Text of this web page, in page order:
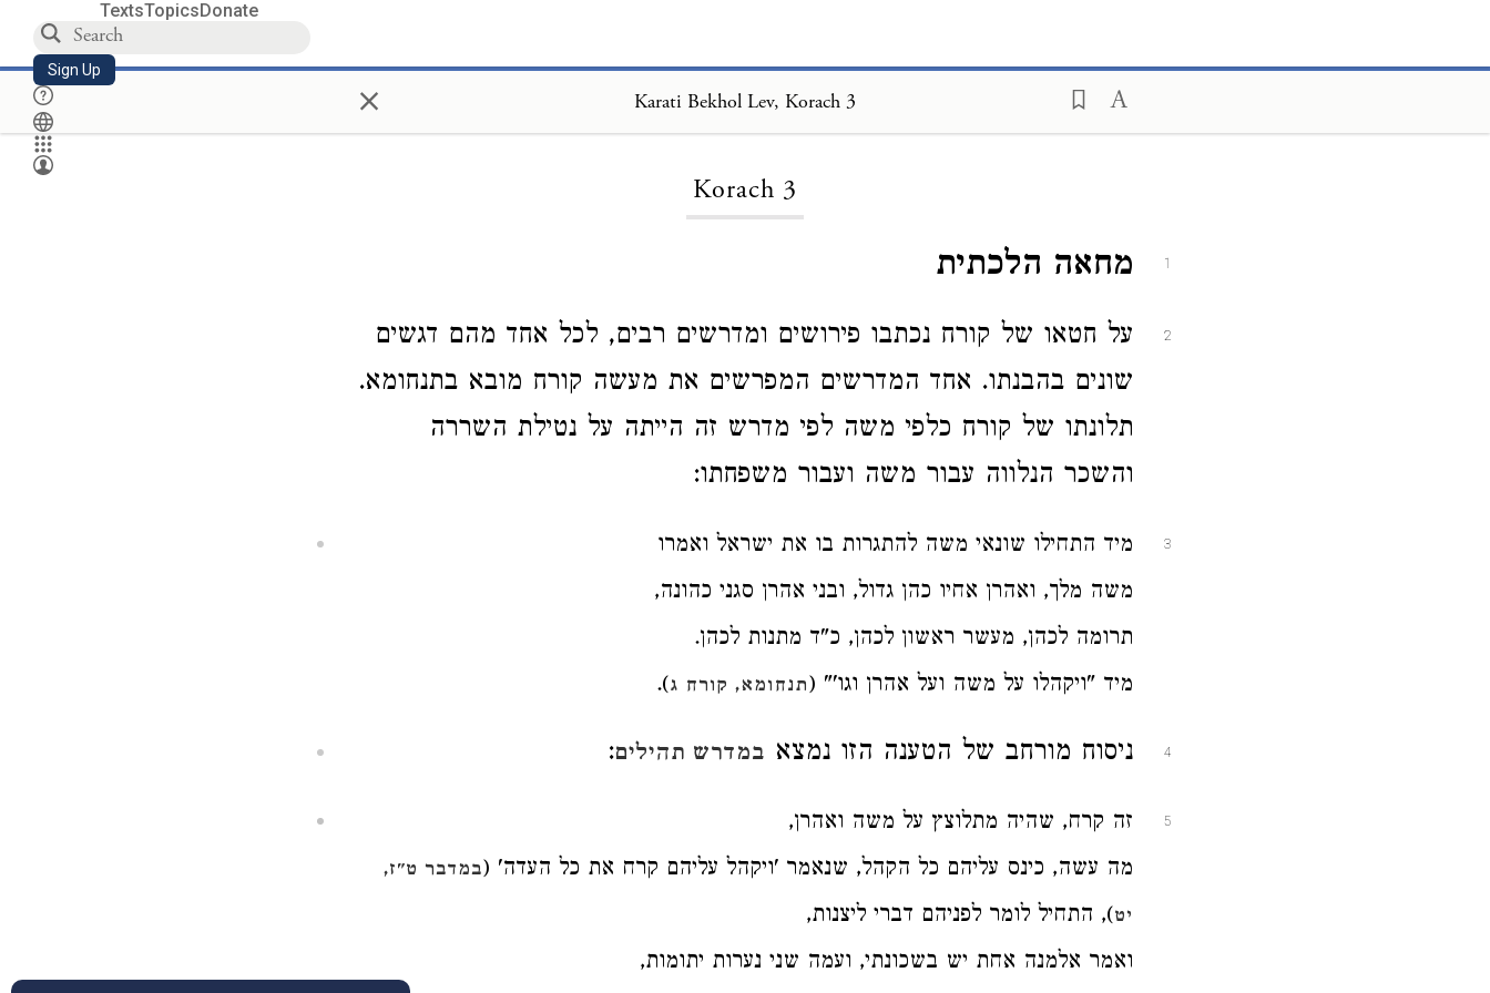
TextsTopicsDonate
Sign Up × Karati Bekhol Lev, Korach 3
Korach 3
1 מחאה הלכתית
2
על חטאו של קורח נכתבו פירושים ומדרשים רבים, לכל אחד מהם דגשים
שונים בהבנתו. אחד המדרשים המפרשים את מעשה קורח מובא בתנחומא.
תלונתו של קורח כלפי משה לפי מדרש זה הייתה על נטילת השררה
והשכר הנלווה עבור משה ועבור משפחתו:
3
מיד התחילו שונאי משה להתגרות בו את ישראל ואמרו
משה מלך, ואהרן אחיו כהן גדול, ובני אהרן סגני כהונה,
תרומה לכהן, מעשר ראשון לכהן, כ"ד מתנות לכהן.
מיד "ויקהלו על משה ועל אהרן וגו'" (תנחומא, קורח ג).
4 ניסוח מורחב של הטענה הזו נמצא במדרש תהילים:
5
זה קרח, שהיה מתלוצץ על משה ואהרן,
מה עשה, כינס עליהם כל הקהל, שנאמר 'ויקהל עליהם קרח את כל העדה' (במדבר ט"ז,
יט), התחיל לומר לפניהם דברי ליצנות,
ואמר אלמנה אחת יש בשכונתי, ועמה שני נערות יתומות,